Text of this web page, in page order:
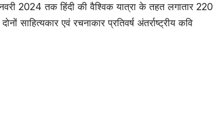
2024 तक हिंदी की वैश्विक यात्रा के तहत लगातार 220
साहित्यकार एवं रचनाकार प्रतिवर्ष अंतर्राष्ट्रीय कवि